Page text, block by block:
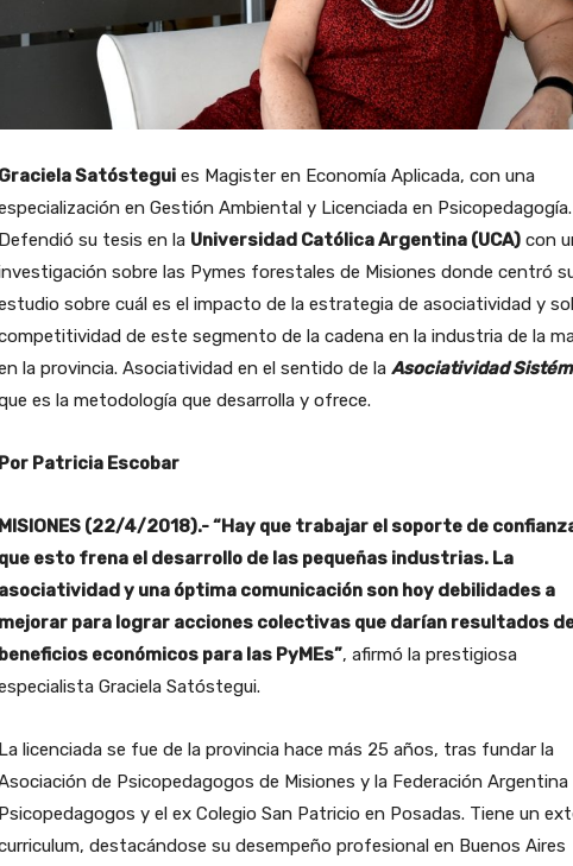
Graciela Satósteguies Magister en Economía Aplicada, con una
en Gestión Ambiental y Licenciada en Psicopedagogía.
Defendió su tesis en la Universidad Católica Argentina (UCA)con
sobre las Pymes forestales de Misiones donde centró
sobre cuál es el impacto de la estrategia de asociatividad y
de este segmento de la cadena en la industria de la
la provincia. Asociatividad en el sentido de la Asociatividad
es la metodología que desarrolla y ofrece.
Por Patricia Escobar
MISIONES (22/4/2018).- “Hay que trabajar el soporte de
que esto frena el desarrollo de las pequeñas industrias. La
asociatividad y una óptima comunicación son hoy debilidades a
mejorar para lograr acciones colectivas que darían resultados
beneficios económicos para las PyMEs”, afirmó la prestigiosa
Graciela Satóstegui.
La licenciada se fue de la provincia hace más 25 años, tras fundar la
de Psicopedagogos de Misiones y la Federación Argentina
Psicopedagogos y el ex Colegio San Patricio en Posadas. Tiene un
destacándose su desempeño profesional en Buenos Aires